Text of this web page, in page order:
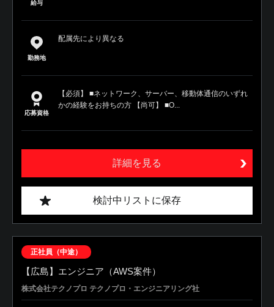
給与
勤務地
配属先により異なる
応募資格
【必須】 ■ネットワーク、サーバー、移動体通信のいずれ
かの経験をお持ちの方 【尚可】 ■O...
詳細を見る
検討中リストに保存
正社員（中途）
【広島】エンジニア（AWS案件）
株式会社テクノプロ テクノプロ・エンジニアリング社